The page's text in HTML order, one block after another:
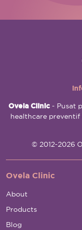
Ovela Clinic - Pusat
healthcare
© 2012-2026
Ovela Clinic
About
Products
Blog